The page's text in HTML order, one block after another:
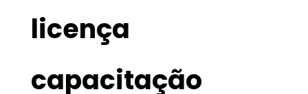
licença
capacitação